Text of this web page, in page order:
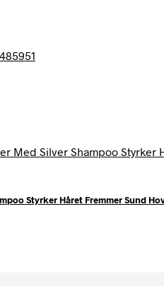
Styrker Håret Fremmer Sund